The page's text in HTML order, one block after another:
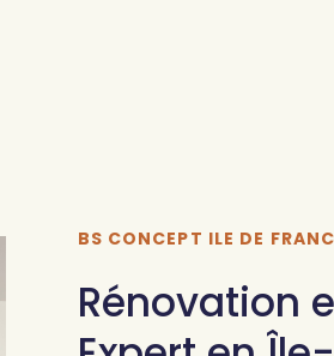
BS CONCEPT ILE DE
Rénovation